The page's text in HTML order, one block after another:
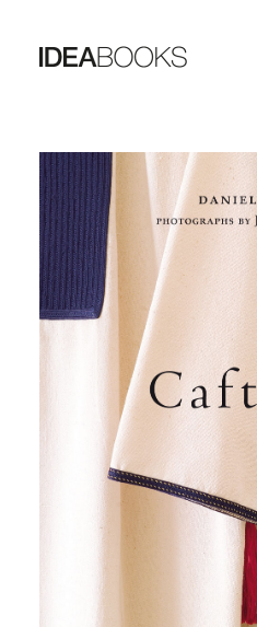
HOME
THE PUBLISHING HOUSE
CATALOG
CONTACTS